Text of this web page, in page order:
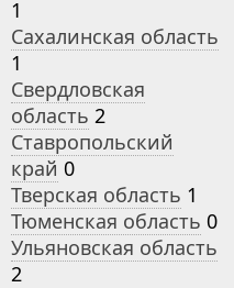
1
Сахалинская область
1
Свердловская
область 2
Ставропольский
край 0
Тверская область 1
Тюменская область 0
Ульяновская область
2